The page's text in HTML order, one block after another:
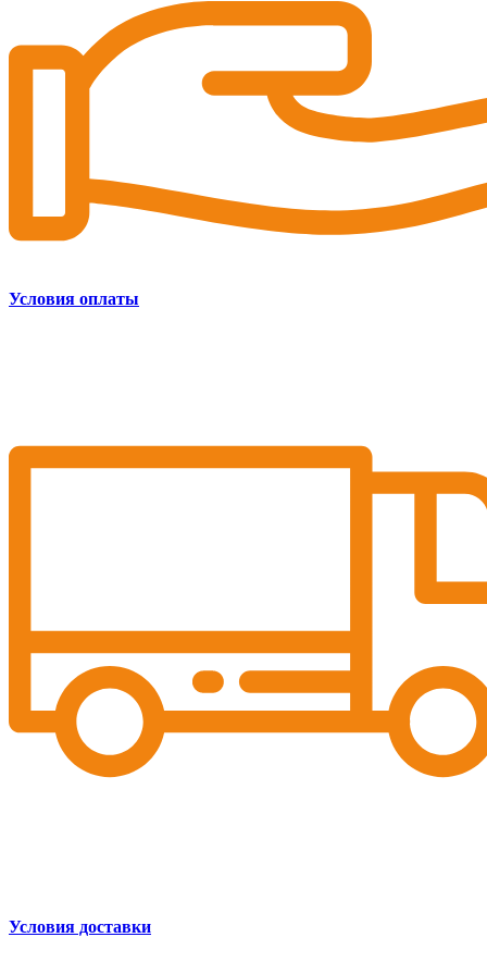
Условия оплаты
Условия доставки